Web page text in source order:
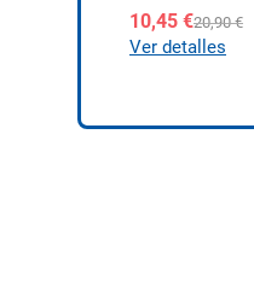
10,45 €20,90 €
Ver detalles